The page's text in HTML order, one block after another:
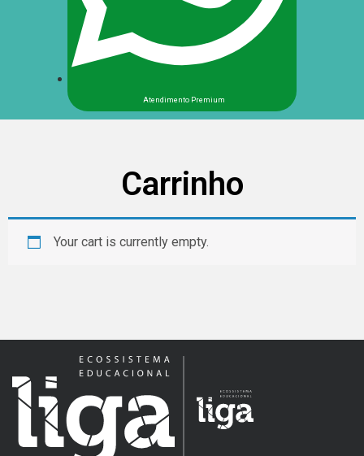
Atendimento Premium
Carrinho
Your cart is currently empty.